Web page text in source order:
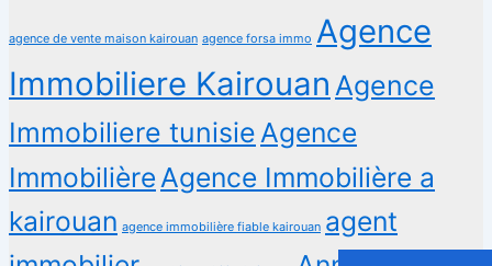
agence de vente maison kairouan agence forsa immo Agence
Immobiliere Kairouan Agence
Immobiliere tunisie Agence
Immobilière Agence Immobilière a
kairouan agence immobilière fiable kairouan agent